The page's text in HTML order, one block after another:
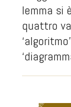
lemma si
quattro